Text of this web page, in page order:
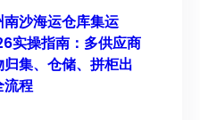
南沙海运仓库集运
实操指南：多供应商
归集、仓储、拼柜出
流程